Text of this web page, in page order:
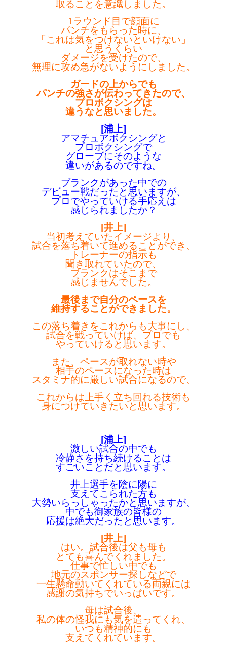
取ることを意識しました。
1ラウンド目で顔面に
パンチをもらった時に、
「これは気をつけないといけない」
と思うくらい
ダメージを受けたので、
無理に攻め急がないようにしました。
ガードの上からでも
パンチの強さが伝わってきたので、
プロボクシングは
違うなと思いました。
[浦上]
アマチュアボクシングと
プロボクシングで
グローブにそのような
違いがあるのですね。
ブランクがあった中での
デビュー戦だったと思いますが、
プロでやっていける手応えは
感じられましたか？
[井上]
当初考えていたイメージより、
試合を落ち着いて進めることができ、
トレーナーの指示も
聞き取れていたので、
ブランクはそこまで
感じませんでした。
最後まで自分のペースを
維持することができました。
この落ち着きをこれからも大事にし、
試合を戦っていけば、プロでも
やっていけると思います。
また、ペースが取れない時や
相手のペースになった時は
スタミナ的に厳しい試合になるので、
これからは上手く立ち回れる技術も
身につけていきたいと思います。
[浦上]
激しい試合の中でも
冷静さを持ち続けることは
すごいことだと思います。
井上選手を陰に陽に
支えてこられた方も
大勢いらっしゃったかと思いますが、
中でも御家族の皆様の
応援は絶大だったと思います。
[井上]
はい。 試合後は父も母も
とても喜んでくれました。
仕事で忙しい中でも
地元のスポンサー探しなどで
一生懸命動いてくれている両親には
感謝の気持ちでいっぱいです。
母は試合後、
私の体の怪我にも気を遣ってくれ、
いつも精神的にも
支えてくれています。